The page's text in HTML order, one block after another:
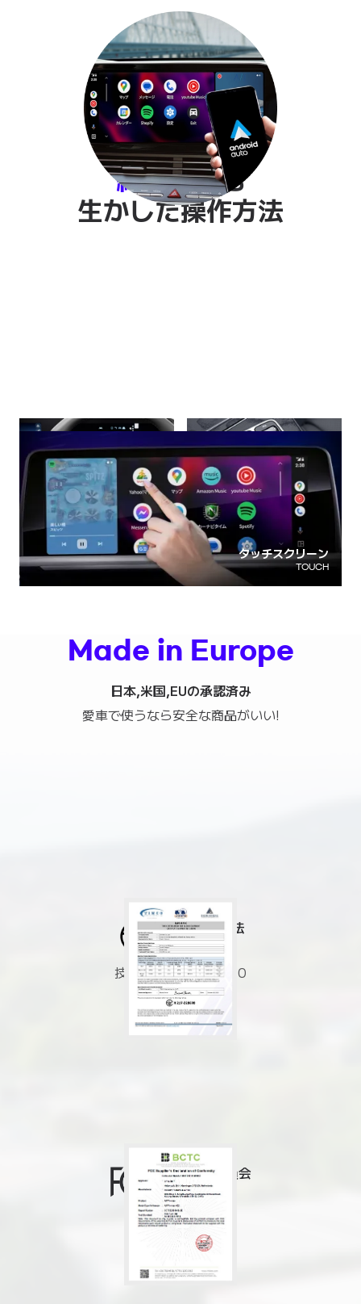
03
初期設定を済ませば
次回からは自動接続
純正装備も
生かした操作方法
タッチスクリーン
TOUCH
Made in Europe
日本,米国,EUの承認済み
愛車で使うなら安全な商品がいい!
日本国内電波法
承認済み
技適No. R217-20690
米連邦通信委員会
承認済み